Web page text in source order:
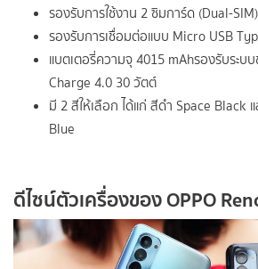
รองรับการใช้งาน 2 ซิมการ์ด (Dual-SIM)
รองรับการเชื่อมต่อแบบ Micro USB
แบตเตอรี่ความจุ 4015 mAhรองรับระบบ
Charge 4.0 30 วัตต์
มี 2 สีให้เลือก ได้แก่ สีดำ Space Black
Blue
ดีไซน์ตัวเครื่องของOPPO